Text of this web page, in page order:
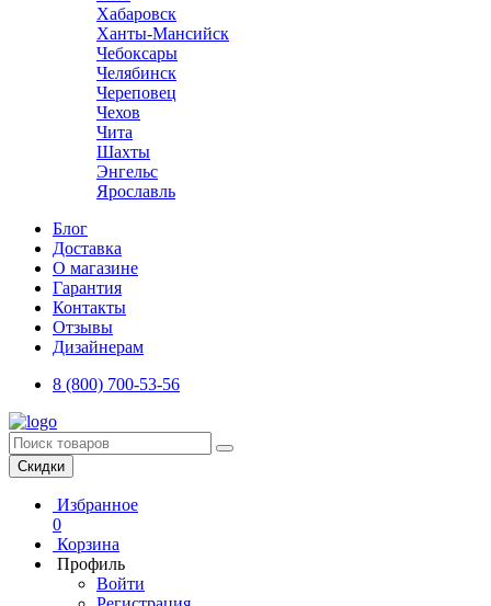
Хабаровск
Ханты-Мансийск
Чебоксары
Челябинск
Череповец
Чехов
Чита
Шахты
Энгельс
Ярославль
Блог
Доставка
О магазине
Гарантия
Контакты
Отзывы
Дизайнерам
8 (800) 700-53-56
Скидки
Избранное
0
Корзина
Профиль
Войти